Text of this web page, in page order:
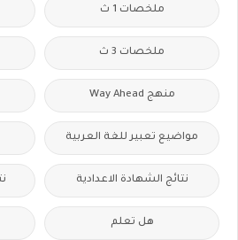
ملخصات 1 ث
ملخصات 3 ث
منهج Way Ahead
مواضيع تعبير للغة العربية
نتائج الشهادة الاعدادية
هل تعلم